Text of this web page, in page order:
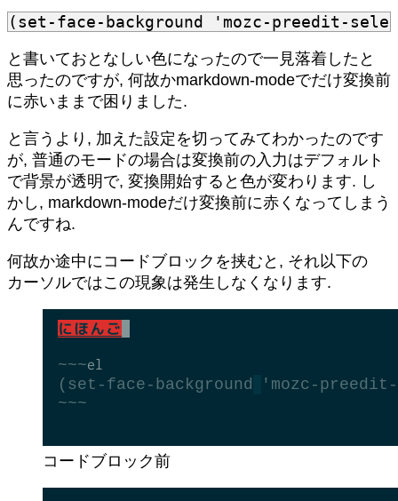
(set-face-background 'mozc-preedit-
と書いておとなしい色になったので一見落着したと
思ったのですが, 何故かmarkdown-modeでだけ変換前
に赤いままで困りました.
と言うより, 加えた設定を切ってみてわかったのです
が, 普通のモードの場合は変換前の入力はデフォルト
で背景が透明で, 変換開始すると色が変わります. し
かし, markdown-modeだけ変換前に赤くなってしまう
んですね.
何故か途中にコードブロックを挟むと, それ以下の
カーソルではこの現象は発生しなくなります.
コードブロック前